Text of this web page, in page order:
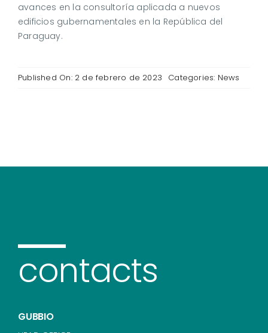
avances en la consultoría aplicada a nuevos
edificios gubernamentales en la República del
Paraguay.
Published On: 2 de febrero de 2023 Categories: News
contacts
GUBBIO